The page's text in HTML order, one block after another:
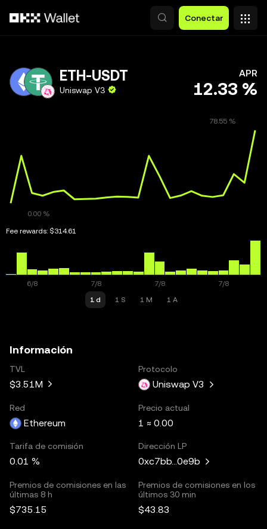
Conectar
ETH-USDT
Uniswap V3
APR
12.33 %
Fee rewards: $314.61
1 d 1 S 1 M 1 A
Información
TVL
$3.51M
Protocolo
Uniswap V3
Red
Ethereum
Precio actual
1 ≈ 0.00
Tarifa de comisión
0.01 %
Dirección LP
0xc7bb...0e9b
Premios de comisiones en las
últimas 8 h
$735.15
Premios de comisiones en los
últimos 30 min
$43.83